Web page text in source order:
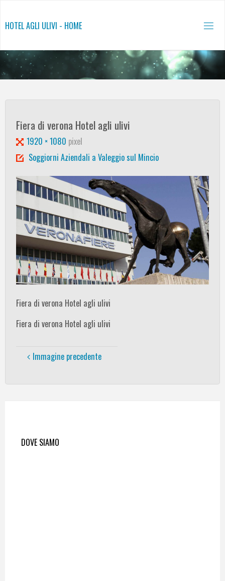
contenuto
HOTEL AGLI ULIVI - HOME
Fiera di verona Hotel agli ulivi
Tutta
larghezza
1920 × 1080 pixel
Soggiorni Aziendali a Valeggio sul Mincio
Fiera di verona Hotel agli ulivi
Fiera di verona Hotel agli ulivi
Immagine precedente
DOVE SIAMO